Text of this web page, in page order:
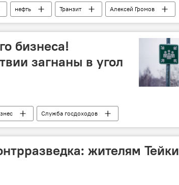
нефть Транзит
Алексей Громов
бизнеса!
загнаны в угол
Служба госдоходов
жителям Тейки